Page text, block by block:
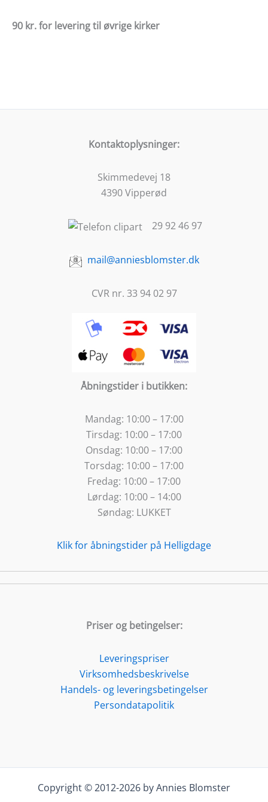
90 kr. for levering til øvrige kirker
Kontaktoplysninger:
Skimmedevej 18
4390 Vipperød
29 92 46 97
mail@anniesblomster.dk
CVR nr. 33 94 02 97
Åbningstider i butikken:
Mandag: 10:00 – 17:00
Tirsdag: 10:00 – 17:00
Onsdag: 10:00 – 17:00
Torsdag: 10:00 – 17:00
Fredag: 10:00 – 17:00
Lørdag: 10:00 – 14:00
Søndag: LUKKET
Klik for åbningstider på Helligdage
Priser og betingelser:
Leveringspriser
Virksomhedsbeskrivelse
Handels- og leveringsbetingelser
Persondatapolitik
Copyright © 2012-2026 by Annies Blomster